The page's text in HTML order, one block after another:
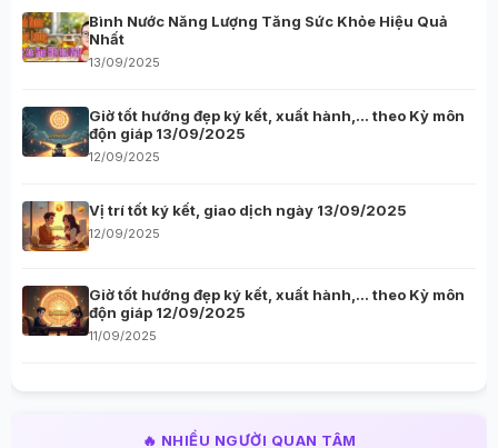
Bình Nước Năng Lượng Tăng Sức Khỏe Hiệu Quả
Nhất
13/09/2025
Giờ tốt hướng đẹp ký kết, xuất hành,… theo Kỳ môn
độn giáp 13/09/2025
12/09/2025
Vị trí tốt ký kết, giao dịch ngày 13/09/2025
12/09/2025
Giờ tốt hướng đẹp ký kết, xuất hành,… theo Kỳ môn
độn giáp 12/09/2025
11/09/2025
🔥 NHIỀU NGƯỜI QUAN TÂM